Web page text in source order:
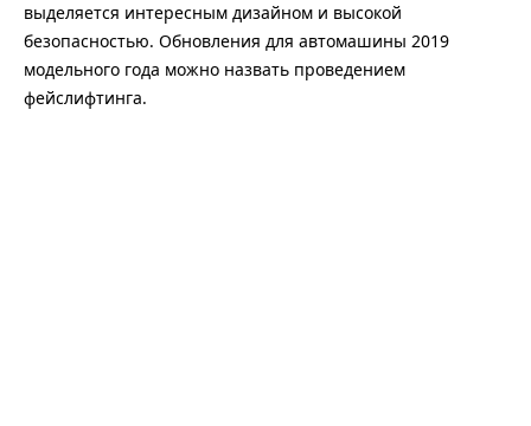
выделяется интересным дизайном и высокой
безопасностью. Обновления для автомашины 2019
модельного года можно назвать проведением
фейслифтинга.